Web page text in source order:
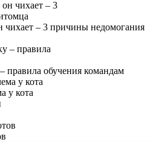
чихает – 3 причины недомогания
правила обучения командам
у кота